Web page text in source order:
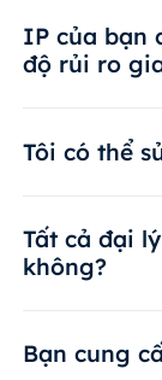
IP của bạn
độ rủi ro
Tôi có thể
Tất cả đại
không?
Bạn cung